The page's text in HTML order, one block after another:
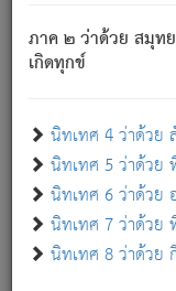
ภาค ๒ ว่าด้วย สมุท
เกิดทุกข์
นิทเทศ 4 ว่าด้ว
นิทเทศ 5 ว่าด้วย
นิทเทศ 6 ว่าด้วย
นิทเทศ 7 ว่าด้วย
นิทเทศ 8 ว่าด้วย
อันเป็นไปในที่หรือเ
ประการทั้งปวง; ภพ
ความแปรปรวนเป็นธร
อย่างนี้อยู่; เขาย่อม
ด้วย.
ความดับเพราะค
เพราะความสิ้นไปแ
นิพพาน.
ภพใหม่ย่อมไม่มี